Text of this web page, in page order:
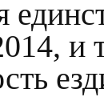
и